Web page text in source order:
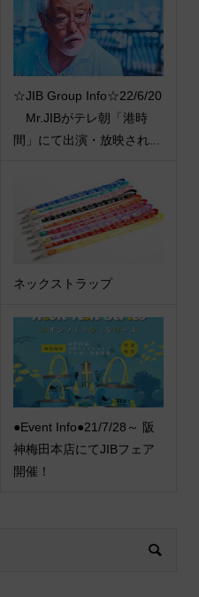
☆JIB Group Info☆22/6/20
Mr.JIBがテレ朝「港時
間」にて出演・放映され...
ネックストラップ
●Event Info●21/7/28～ 阪
神梅田本店にてJIBフェア
開催！